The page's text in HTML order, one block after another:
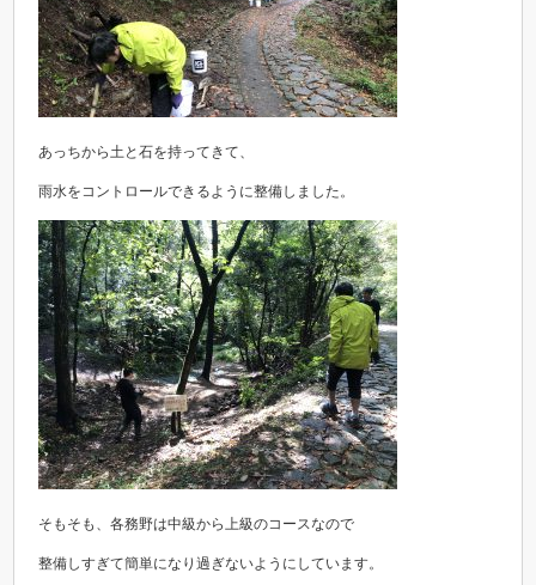
あっちから土と石を持ってきて、
雨水をコントロールできるように整備しました。
そもそも、各務野は中級から上級のコースなので
整備しすぎて簡単になり過ぎないようにしています。